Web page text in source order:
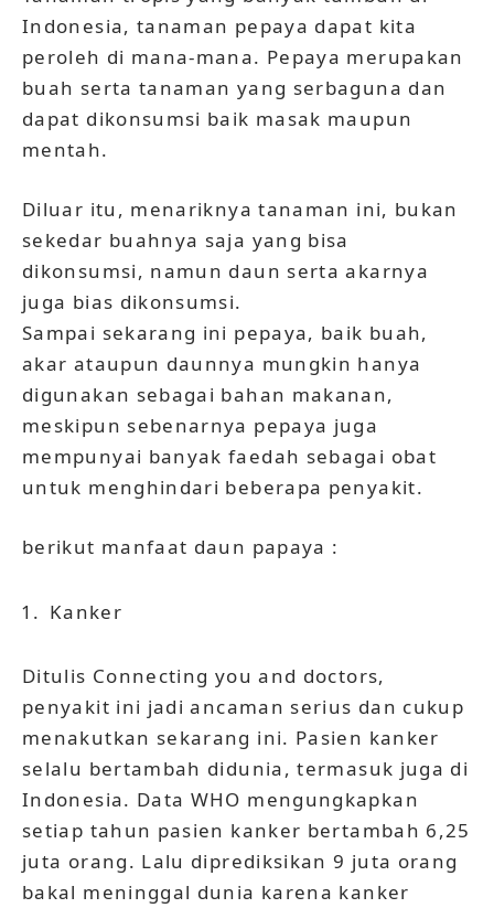
Indonesia, tanaman pepaya dapat kita
peroleh di mana-mana. Pepaya merupakan
buah serta tanaman yang serbaguna dan
dapat dikonsumsi baik masak maupun
mentah.
Diluar itu, menariknya tanaman ini, bukan
sekedar buahnya saja yang bisa
dikonsumsi, namun daun serta akarnya
juga bias dikonsumsi.
Sampai sekarang ini pepaya, baik buah,
akar ataupun daunnya mungkin hanya
digunakan sebagai bahan makanan,
meskipun sebenarnya pepaya juga
mempunyai banyak faedah sebagai obat
untuk menghindari beberapa penyakit.
berikut manfaat daun papaya :
Kanker
Ditulis Connecting you and doctors,
penyakit ini jadi ancaman serius dan cukup
menakutkan sekarang ini. Pasien kanker
selalu bertambah didunia, termasuk juga di
Indonesia. Data WHO mengungkapkan
setiap tahun pasien kanker bertambah 6,25
juta orang. Lalu diprediksikan 9 juta orang
bakal meninggal dunia karena kanker